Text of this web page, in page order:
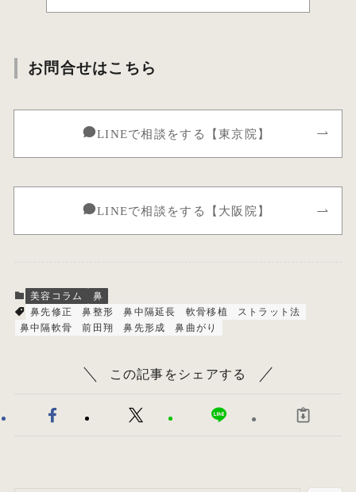
お問合せはこちら
LINEで相談をする【東京院】
LINEで相談をする【大阪院】
美容コラム
鼻
鼻先修正
鼻整形 鼻中隔延長 軟骨移植
ストラット法
鼻中隔軟骨
前田翔 鼻先形成 鼻曲がり
この記事をシェアする